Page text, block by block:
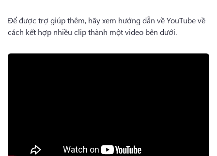
Để được trợ giúp thêm, hãy xem hướng dẫn về YouTube về
cách kết hợp nhiều clip thành một video bên dưới.